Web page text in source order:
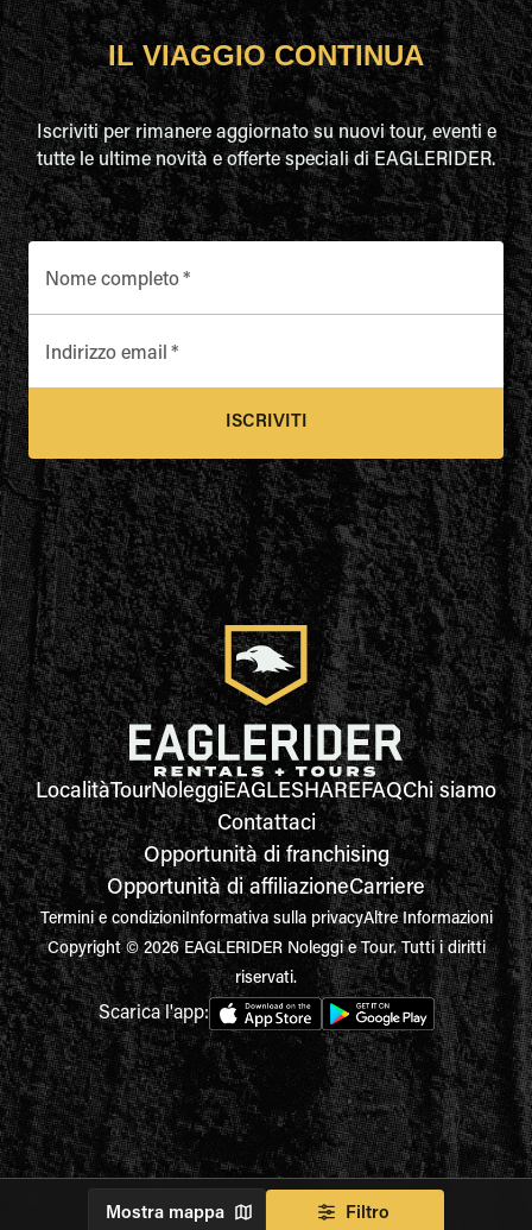
Mostra mappa Filtro
IL VIAGGIO CONTINUA
Iscriviti per rimanere aggiornato su nuovi tour, eventi e
tutte le ultime novità e offerte speciali di EAGLERIDER.
Nome completo*
Indirizzo email *
ISCRIVITI
LocalitàTourNoleggiEAGLESHAREFAQChi siamo
Contattaci
Opportunità di franchising
Opportunità di affiliazioneCarriere
Termini e condizioniInformativa sulla privacyAltre Informazioni
Copyright © 2026 EAGLERIDER Noleggi e Tour. Tutti i diritti
riservati.
Scarica l'app: